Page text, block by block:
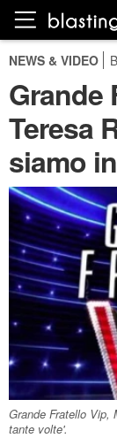
NEWS & VIDEO
Grande
Teresa
siamo
Grande Fratello Vip,
tante volte'.